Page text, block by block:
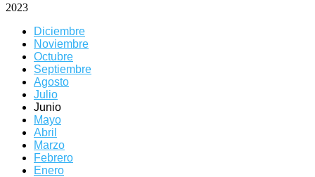
2023
Diciembre
Noviembre
Octubre
Septiembre
Agosto
Julio
Junio
Mayo
Abril
Marzo
Febrero
Enero